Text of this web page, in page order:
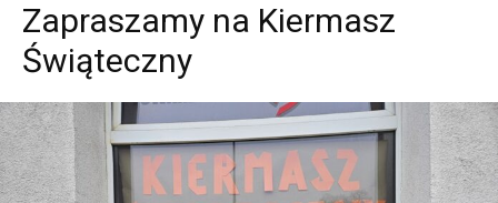
Zapraszamy na Kiermasz
Świąteczny